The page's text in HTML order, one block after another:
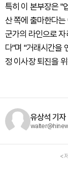
특히 이 본부장은 "
산 쪽에 출마한다
군가의 라인으로
다"며 "거래시간을
정 이사장 퇴진을
유상석 기자
<